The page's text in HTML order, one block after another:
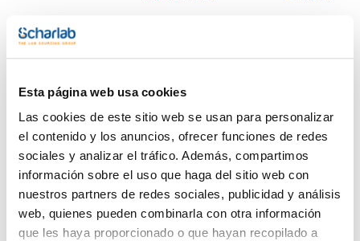
Esta página web usa cookies
Las cookies de este sitio web se usan para personalizar
el contenido y los anuncios, ofrecer funciones de redes
sociales y analizar el tráfico. Además, compartimos
información sobre el uso que haga del sitio web con
nuestros partners de redes sociales, publicidad y análisis
web, quienes pueden combinarla con otra información
que les haya proporcionado o que hayan recopilado a
Características
Dimensiones : 7,5cmx1,2m
Peso embalado (Kg) : 5,5
Absorción pack (L) : 45
Pack (u.) : 12 Minicordones
Pensados para absorber derrames y fugas y mantener
limpias las zonas de paso y de trabajo.
Ver más
Documentación técnica